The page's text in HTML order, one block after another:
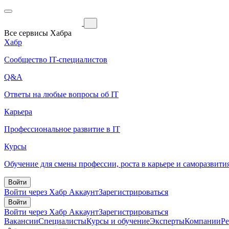
Все сервисы Хабра
Хабр
Сообщество IT-специалистов
Q&A
Ответы на любые вопросы об IT
Карьера
Профессиональное развитие в IT
Курсы
Обучение для смены профессии, роста в карьере и
Войти
Войти через Хабр АккаунтЗарегистрироваться
Войти
Войти через Хабр АккаунтЗарегистрироваться
ВакансииСпециалистыКурсы и обучениеЭкспертыКомпании